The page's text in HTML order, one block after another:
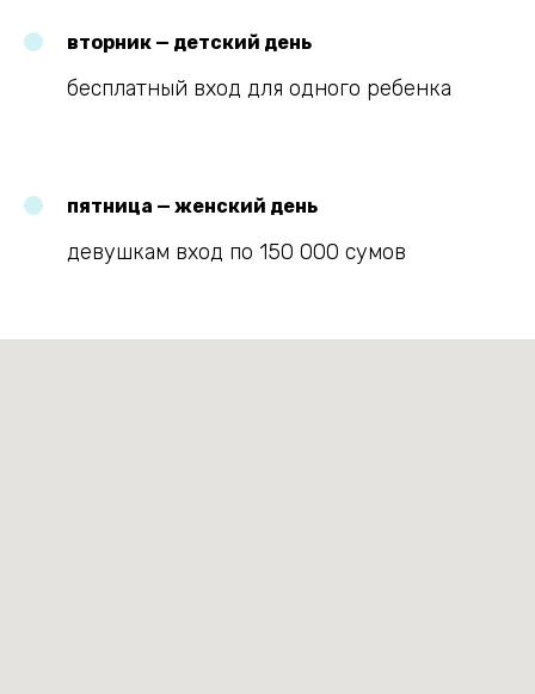
вторник — детский день
бесплатный вход для одного ребенка
пятница — женский день
девушкам вход по 150 000 сумов